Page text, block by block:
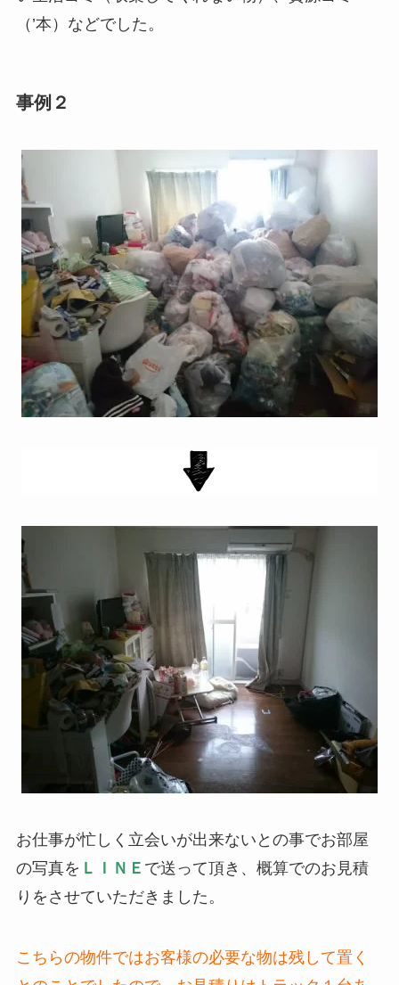
（’本）などでした。
事例２
お仕事が忙しく立会いが出来ないとの事でお部屋
の写真を ＬＩＮＥ で送って頂き、概算でのお見積
りをさせていただきました。
こちらの物件ではお客様の必要な物は残して置く